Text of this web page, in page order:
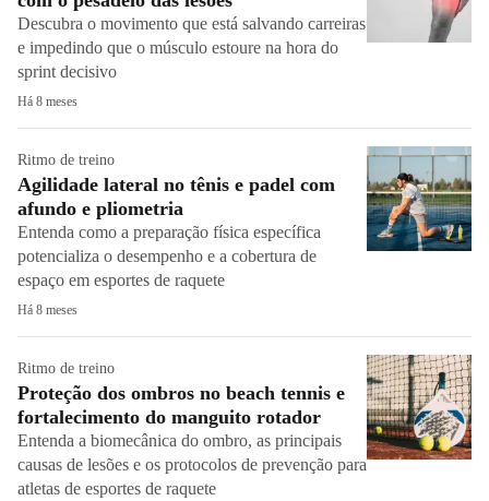
Descubra o movimento que está salvando carreiras
e impedindo que o músculo estoure na hora do
sprint decisivo
Há 8 meses
Ritmo de treino
Agilidade lateral no tênis e padel com
afundo e pliometria
Entenda como a preparação física específica
potencializa o desempenho e a cobertura de
espaço em esportes de raquete
Há 8 meses
Ritmo de treino
Proteção dos ombros no beach tennis e
fortalecimento do manguito rotador
Entenda a biomecânica do ombro, as principais
causas de lesões e os protocolos de prevenção para
atletas de esportes de raquete